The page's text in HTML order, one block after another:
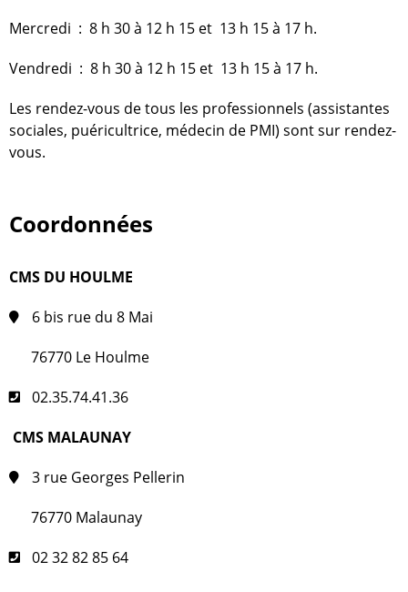
Mercredi : 8 h 30 à 12 h 15 et 13 h 15 à 17 h.
Vendredi : 8 h 30 à 12 h 15 et 13 h 15 à 17 h.
Les rendez-vous de tous les professionnels (assistantes
sociales, puéricultrice, médecin de PMI) sont sur rendez-
vous.
Coordonnées
CMS DU HOULME
6 bis rue du 8 Mai
76770 Le Houlme
02.35.74.41.36
CMS MALAUNAY
3 rue Georges Pellerin
76770 Malaunay
02 32 82 85 64